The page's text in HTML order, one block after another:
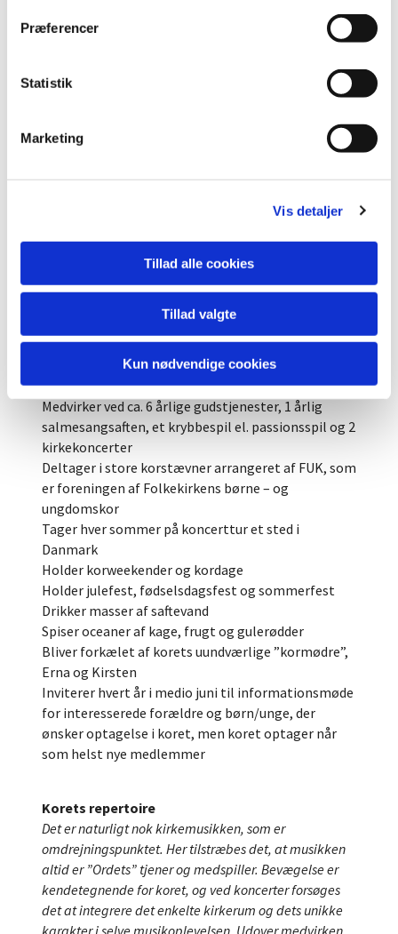
Præferencer
Statistik
Marketing
Vis detaljer
Tillad alle cookies
Tillad valgte
Kun nødvendige cookies
FAKTA OM KORET
Tersløse kirkes menighedsråd
Gør tjeneste ved Tersløse, Skellebjerg og
Niløse kirker
Medvirker ved ca. 6 årlige gudstjenester, 1 årlig
salmesangsaften, et krybbespil el. passionsspil og 2
kirkekoncerter
Deltager i store korstævner arrangeret af FUK, som
er foreningen af Folkekirkens børne – og
ungdomskor
Tager hver sommer på koncerttur et sted i
Danmark
Holder korweekender og kordage
Holder julefest, fødselsdagsfest og sommerfest
Drikker masser af saftevand
Spiser oceaner af kage, frugt og gulerødder
Bliver forkælet af korets uundværlige ”kormødre”,
Erna og Kirsten
Inviterer hvert år i medio juni til informationsmøde
for interesserede forældre og børn/unge, der
ønsker optagelse i koret, men koret optager når
som helst nye medlemmer
Korets repertoire
Det er naturligt nok kirkemusikken, som er
omdrejningspunktet. Her tilstræbes det, at musikken
altid er ”Ordets” tjener og medspiller. Bevægelse er
kendetegnende for koret, og ved koncerter forsøges
det at integrere det enkelte kirkerum og dets unikke
karakter i selve musikoplevelsen. Udover medvirken